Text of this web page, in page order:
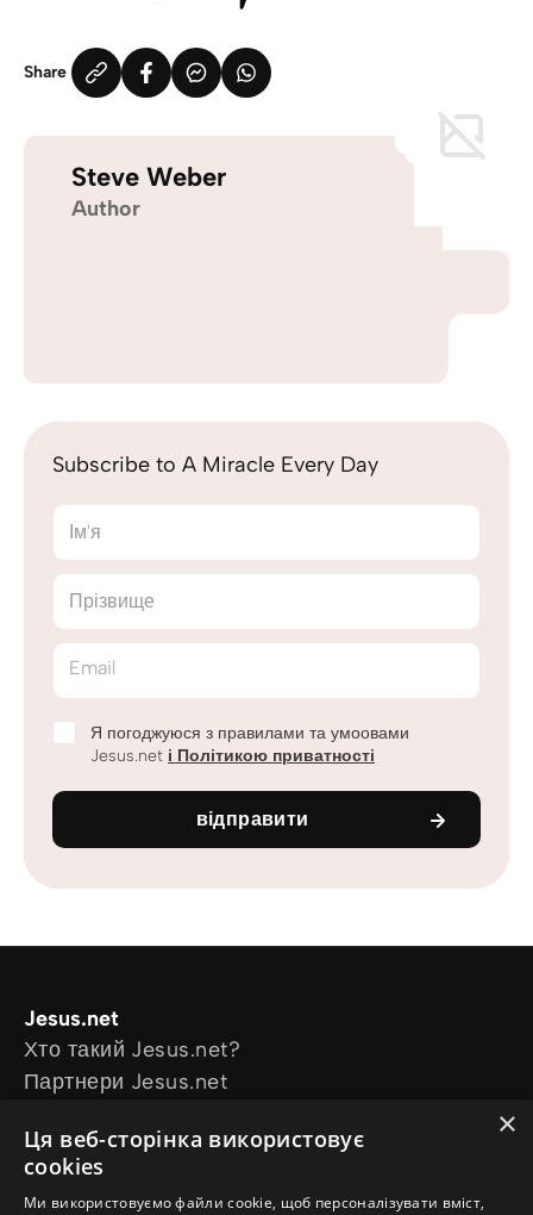
Share
Steve Weber
Author
Subscribe to A Miracle Every Day
Ім'я
Прізвище
Email
Я погоджуюся з правилами та умоовами
Jesus.net і Політикою приватності
відправити
Jesus.net
Хто такий Jesus.net?
Партнери Jesus.net
Explore
Статті для читання
Відео
×
Ця веб-сторінка використовує
cookies
Ми використовуємо файли cookie, щоб персоналізувати вміст,